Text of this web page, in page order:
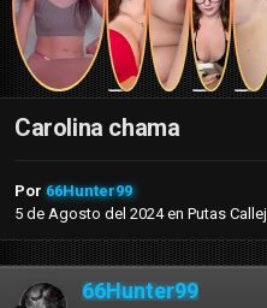
Carolina chama
Por 66Hunter99
5 de Agosto del 2024en Putas
66Hunter99